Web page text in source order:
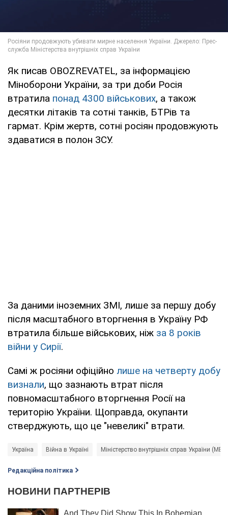
Як писав OBOZREVATEL, за інформацією
Міноборони України, за три доби Росія
втратила понад 4300 військових, а також
десятки літаків та сотні танків, БТРів та
гармат. Крім жертв, сотні росіян продовжують
здаватися в полон ЗСУ.
За даними іноземних ЗМІ, лише за першу добу
після масштабного вторгнення в Україну РФ
втратила більше військових, ніж за 8 років
війни у Сирії.
Самі ж росіяни офіційно лише на четверту добу
визнали, що зазнають втрат після
повномасштабного вторгнення Росії на
територію України. Щоправда, окупанти
стверджують, що це "невеликі" втрати.
Україна Війна в Україні Міністерство внутрішніх справ України
Редакційна політика